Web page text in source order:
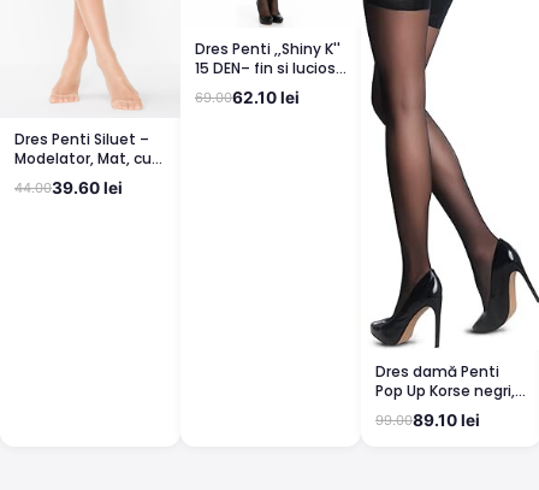
Dres Penti Siluet –
Modelator, Mat, cu
Corset, Light Nude
44.0039.60 lei
Dres Penti ,,Shiny K''
15 DEN– fin si lucios,
clin din bumbac,
bronz
69.0062.10 lei
Dres damă Penti
Pop Up Korse negri,
semi lucioși
99.0089.10 lei